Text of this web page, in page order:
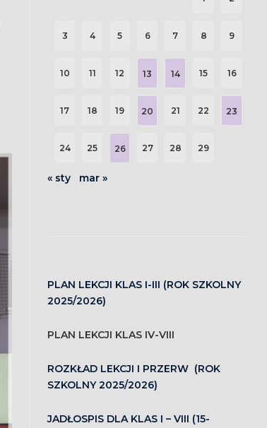
3 4 5 6 7 8 9
10 11 12 13 14 15 16
17 18 19 20 21 22 23
24 25 26 27 28 29
« sty mar »
PLAN LEKCJI KLAS I-III (ROK SZKOLNY
2025/2026)
PLAN LEKCJI KLAS IV-VIII
ROZKŁAD LEKCJI I PRZERW (ROK
SZKOLNY 2025/2026)
JADŁOSPIS DLA KLAS I – VIII (15-